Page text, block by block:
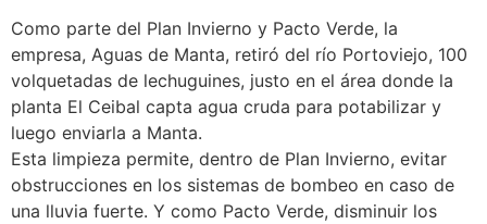
Como parte del Plan Invierno y Pacto Verde, la
empresa, Aguas de Manta, retiró del río Portoviejo, 100
volquetadas de lechuguines, justo en el área donde la
planta El Ceibal capta agua cruda para potabilizar y
luego enviarla a Manta.
Esta limpieza permite, dentro de Plan Invierno, evitar
obstrucciones en los sistemas de bombeo en caso de
una lluvia fuerte. Y como Pacto Verde, disminuir los